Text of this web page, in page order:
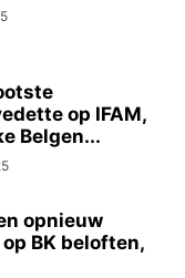
op IFAM,
Belgen...
opnieuw
BK beloften,